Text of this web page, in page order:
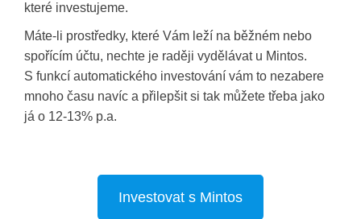
které investujeme.
Máte-li prostředky, které Vám leží na běžném nebo
spořícím účtu, nechte je raději vydělávat u Mintos.
S funkcí automatického investování vám to nezabere
mnoho času navíc a přilepšit si tak můžete třeba jako
já o 12-13% p.a.
Investovat s Mintos